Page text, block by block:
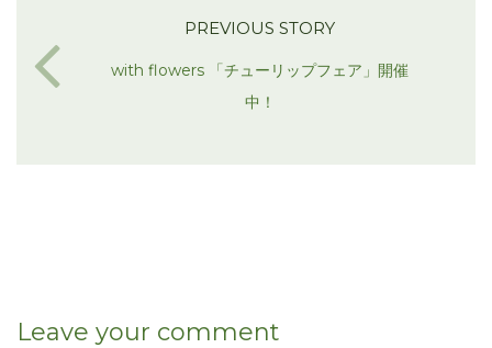
PREVIOUS STORY
with flowers 「チューリップフェア」開催
中！
Leave your comment